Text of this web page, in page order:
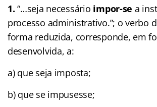
1. “…seja necessário impor-se a
processo administrativo.”; o verbo
forma reduzida, corresponde, em
desenvolvida, a:
a) que seja imposta;
b) que se impusesse;